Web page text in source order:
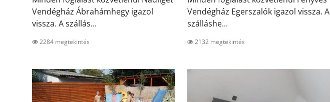
Vendégház Ábrahámhegy igazol
vissza. A szállás...
2284 megtekintés
Vendégház Egerszalók igazol vissza. A
szálláshe...
2132 megtekintés